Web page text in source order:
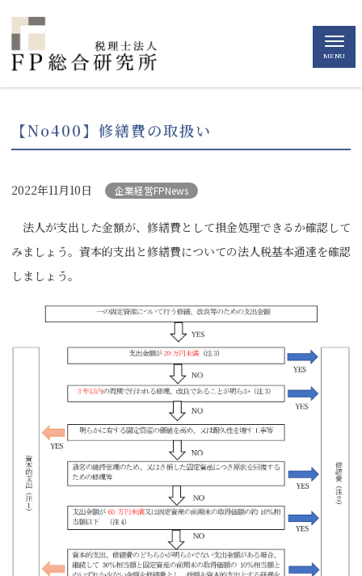
MENU
【No400】修繕費の取扱い
2022年11月10日 企業経営FPNews
法人が支出した金額が、修繕費として損金処理できるか確認して
みましょう。資本的支出と修繕費についての法人税基本通達を確認
しましょう。